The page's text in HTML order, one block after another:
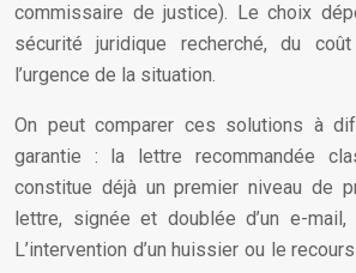
commissaire de justice). Le choix
sécurité juridique recherché, du
l’urgence de la situation.
On peut comparer ces solutions à
garantie : la lettre recommandée
constitue déjà un premier niveau de
lettre, signée et doublée d’un e-mail,
L’intervention d’un huissier ou le